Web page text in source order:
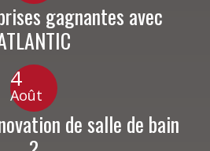
gagnantes avec
4
Août
de salle de bain